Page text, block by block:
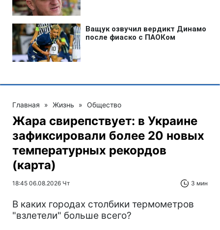
Главная » Жизнь » Общество
Жара свирепствует: в Украине
зафиксировали более 20 новых
температурных рекордов
(карта)
18:45 06.08.2026 Чт 3 мин
В каких городах столбики термометров
"взлетели" больше всего?